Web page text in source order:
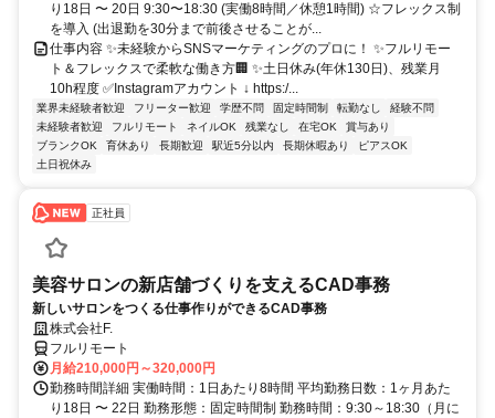
り18日 〜 20日 9:30〜18:30 (実働8時間／休憩1時間) ☆フレックス制
を導入 (出退勤を30分まで前後させることが...
仕事内容 ✨未経験からSNSマーケティングのプロに！ ✨フルリモー
ト＆フレックスで柔軟な働き方🏢 ✨土日休み(年休130日)、残業月
10h程度 ✅Instagramアカウント ↓ https:/...
業界未経験者歓迎 フリーター歓迎 学歴不問 固定時間制 転勤なし
経験不問
未経験者歓迎
フルリモート ネイルOK 残業なし 在宅OK
賞与あり
ブランクOK
育休あり 長期歓迎 駅近5分以内 長期休暇あり
ピアスOK
土日祝休み
正社員
美容サロンの新店舗づくりを支えるCAD事務
新しいサロンをつくる仕事作りができるCAD事務
株式会社F.
フルリモート
月給210,000円～320,000円
勤務時間詳細 実働時間：1日あたり8時間 平均勤務日数：1ヶ月あた
り18日 〜 22日 勤務形態：固定時間制 勤務時間：9:30～18:30（月に